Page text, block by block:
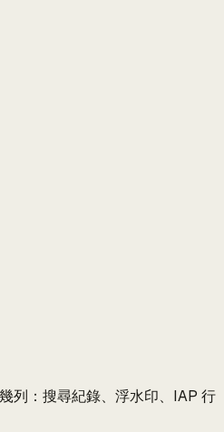
列：搜尋紀錄、浮水印、IAP 行